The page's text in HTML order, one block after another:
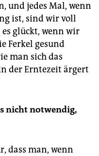
und jedes Mal, wenn
ist, sind wir voll
glückt, wenn wir
Ferkel gesund
man sich das
der Erntezeit ärgert
nicht notwendig,
dass man, wenn